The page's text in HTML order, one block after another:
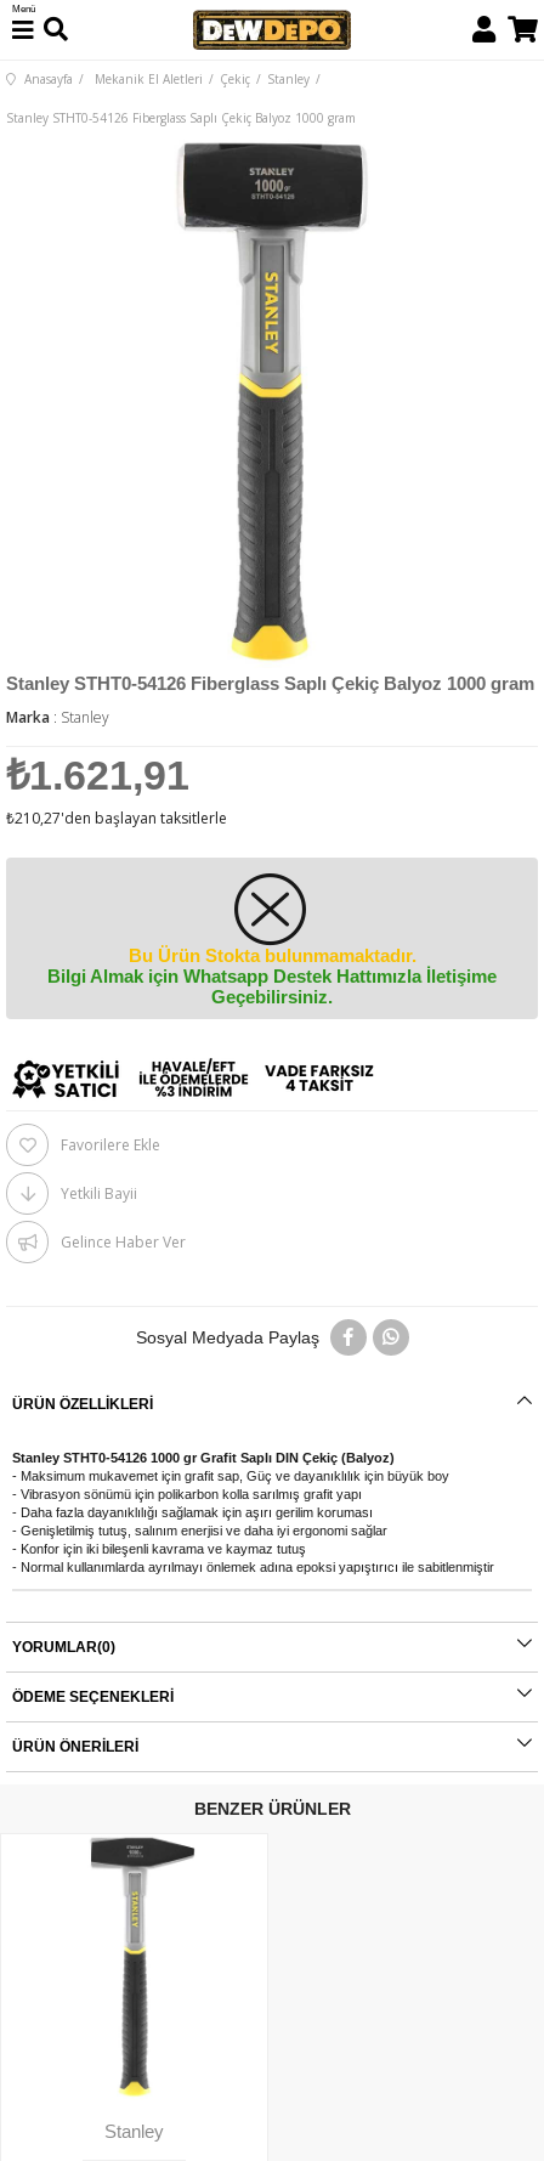
Menü
Anasayfa Mekanik El Aletleri Çekiç Stanley
Stanley STHT0-54126 Fiberglass Saplı Çekiç Balyoz 1000 gram
Stanley STHT0-54126 Fiberglass Saplı Çekiç Balyoz 1000 gram
Marka : Stanley
₺1.621,91
₺210,27'den başlayan taksitlerle
Bu Ürün Stokta bulunmamaktadır.
Bilgi Almak için Whatsapp Destek Hattımızla İletişime
Geçebilirsiniz.
Favorilere Ekle
Yetkili Bayii
Gelince Haber Ver
Sosyal Medyada Paylaş
ÜRÜN ÖZELLIKLERI
Stanley STHT0-54126 1000 gr Grafit Saplı DIN Çekiç (Balyoz)
- Maksimum mukavemet için grafit sap, Güç ve dayanıklılık için büyük boy
- Vibrasyon sönümü için polikarbon kolla sarılmış grafit yapı
- Daha fazla dayanıklılığı sağlamak için aşırı gerilim koruması
- Genişletilmiş tutuş, salınım enerjisi ve daha iyi ergonomi sağlar
- Konfor için iki bileşenli kavrama ve kaymaz tutuş
- Normal kullanımlarda ayrılmayı önlemek adına epoksi yapıştırıcı ile sabitlenmiştir
YORUMLAR(0)
ÖDEME SEÇENEKLERI
ÜRÜN ÖNERILERI
BENZER ÜRÜNLER
Stanley